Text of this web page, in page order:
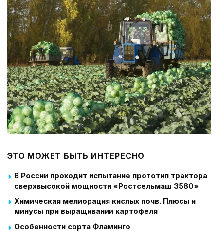
ЭТО МОЖЕТ БЫТЬ ИНТЕРЕСНО
В России проходит испытание прототип трактора
сверхвысокой мощности «Ростсельмаш 3580»
Химическая мелиорация кислых почв. Плюсы и
минусы при выращивании картофеля
Особенности сорта Фламинго